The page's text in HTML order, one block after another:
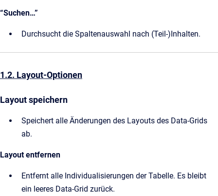
“Suchen…”
Durchsucht die Spaltenauswahl nach (Teil-)Inhalten.
1.2. Layout-Optionen
Layout speichern
Speichert alle Änderungen des Layouts des Data-Grids
ab.
Layout entfernen
Entfernt alle Individualisierungen der Tabelle. Es bleibt
ein leeres Data-Grid zurück.